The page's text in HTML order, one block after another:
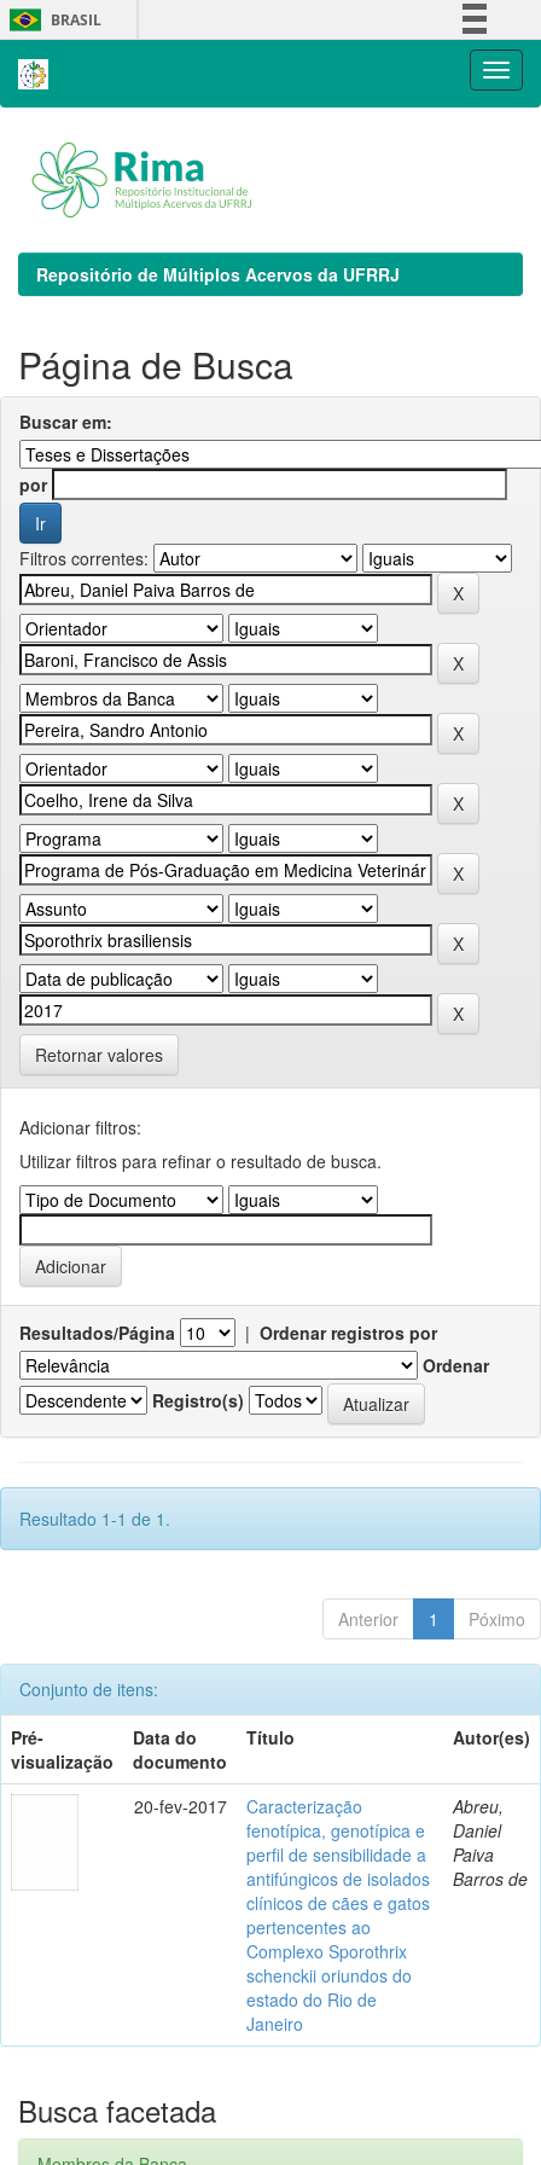
Skip
navigation
BRASIL
Repositório de Múltiplos Acervos da UFRRJ
Página de Busca
Buscar em:
por
Filtros correntes:
Retornar valores
Adicionar filtros:
Utilizar filtros para refinar o resultado de busca.
Resultados/Página | Ordenar registros por
Ordenar
Registro(s)
Resultado 1-1 de 1.
Anterior 1 Póximo
Conjunto de itens:
Pré-
visualização
Data do
documento
Título Autor(es)
20-fev-2017
Caracterização
fenotípica, genotípica e
perfil de sensibilidade a
antifúngicos de isolados
clínicos de cães e gatos
pertencentes ao
Complexo Sporothrix
schenckii oriundos do
estado do Rio de
Janeiro
Abreu,
Daniel
Paiva
Barros de
Busca facetada